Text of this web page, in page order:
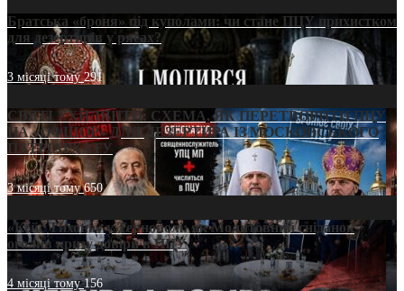
Братська «броня» під куполами: чи стане ПЦУ прихистком
для дезертирів у рясах?
3 місяці тому291
СВЯТІ УХИЛЯНТИ: СХЕМА, ЯК ПЕРЕТВОРИТИ ПЦУ
НА «ОФШОР» ДЛЯ ДЕЗЕРТИРА ІЗ МОСКОВСЬКОГО
ПАТРІАРХАТУ
3 місяці тому650
«Кейс Тихона» у Тернополі: як Молитовний сніданок
оголив кризу довіри в ПЦУ
4 місяці тому156